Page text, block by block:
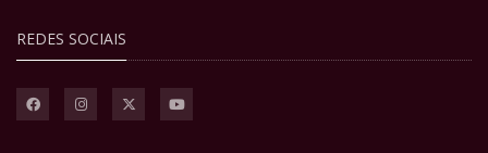
REDES SOCIAIS